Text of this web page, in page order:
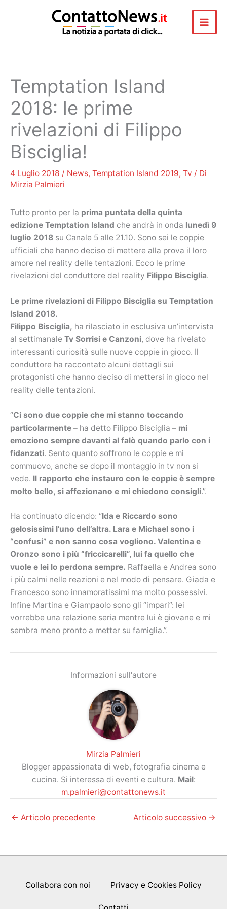
Temptation Island
2018: le prime
rivelazioni di Filippo
Bisciglia!
4 Luglio 2018 / News, Temptation Island 2019, Tv / Di
Mirzia Palmieri
Tutto pronto per la prima puntata della quinta
edizione Temptation Island che andrà in onda lunedì 9
luglio 2018 su Canale 5 alle 21.10. Sono sei le coppie
ufficiali che hanno deciso di mettere alla prova il loro
amore nel reality delle tentazioni. Ecco le prime
rivelazioni del conduttore del reality Filippo Bisciglia.
Le prime rivelazioni di Filippo Bisciglia su Temptation
Island 2018.
Filippo Bisciglia, ha rilasciato in esclusiva un’intervista
al settimanale Tv Sorrisi e Canzoni, dove ha rivelato
interessanti curiosità sulle nuove coppie in gioco. Il
conduttore ha raccontato alcuni dettagli sui
protagonisti che hanno deciso di mettersi in gioco nel
reality delle tentazioni.
“Ci sono due coppie che mi stanno toccando
particolarmente – ha detto Filippo Bisciglia – mi
emoziono sempre davanti al falò quando parlo con i
fidanzati. Sento quanto soffrono le coppie e mi
commuovo, anche se dopo il montaggio in tv non si
vede. Il rapporto che instauro con le coppie è sempre
molto bello, si affezionano e mi chiedono consigli.”.
Ha continuato dicendo: “Ida e Riccardo sono
gelosissimi l’uno dell’altra. Lara e Michael sono i
“confusi” e non sanno cosa vogliono. Valentina e
Oronzo sono i più “friccicarelli”, lui fa quello che
vuole e lei lo perdona sempre. Raffaella e Andrea sono
i più calmi nelle reazioni e nel modo di pensare. Giada e
Francesco sono innamoratissimi ma molto possessivi.
Infine Martina e Giampaolo sono gli “impari”: lei
vorrebbe una relazione seria mentre lui è giovane e mi
sembra meno pronto a metter su famiglia.”.
Informazioni sull'autore
Mirzia Palmieri
Blogger appassionata di web, fotografia cinema e
cucina. Si interessa di eventi e cultura. Mail:
m.palmieri@contattonews.it
← Articolo precedente Articolo successivo →
Collabora con noi Privacy e Cookies Policy